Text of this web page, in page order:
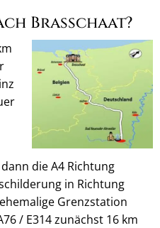
Brasschaat?
die A4 Richtung
in Richtung
Grenzstation
/ E314 zunächst 16 km